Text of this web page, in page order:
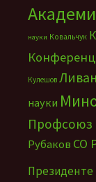
науки Ковальчук
Кулешов
науки
Профсоюз
Рубаков СО